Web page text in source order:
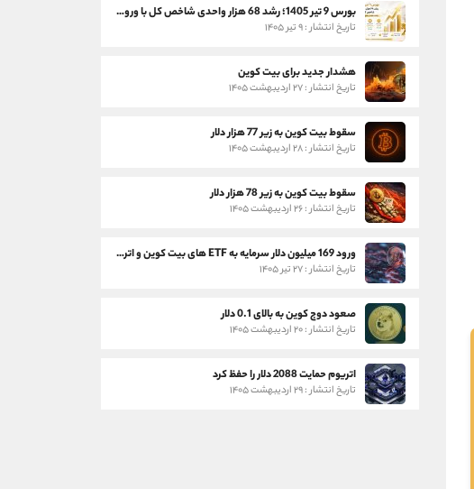
بورس 9 تیر 1405؛ رشد 68 هزار واحدی شاخص کل با ورود 3 همت پول حقیقی
تاریخ انتشار : ۹ تیر ۱۴۰۵
هشدار جدید برای بیت کوین
تاریخ انتشار : ۲۷ اردیبهشت ۱۴۰۵
سقوط بیت کوین به زیر 77 هزار دلار
تاریخ انتشار : ۲۸ اردیبهشت ۱۴۰۵
سقوط بیت کوین به زیر 78 هزار دلار
تاریخ انتشار : ۲۶ اردیبهشت ۱۴۰۵
ورود 169 میلیون دلار سرمایه به ETF های بیت کوین و اتریوم
تاریخ انتشار : ۲۷ تیر ۱۴۰۵
صعود دوج کوین به بالای 0.1 دلار
تاریخ انتشار : ۲۰ اردیبهشت ۱۴۰۵
اتریوم حمایت 2088 دلار را حفظ کرد
تاریخ انتشار : ۲۹ اردیبهشت ۱۴۰۵